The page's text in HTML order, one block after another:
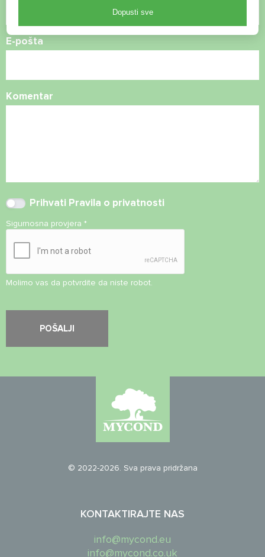
E-pošta
Komentar
Prihvati Pravila o privatnosti
Sigurnosna provjera *
Molimo vas da potvrdite da niste robot.
© 2022-2026. Sva prava pridržana
KONTAKTIRAJTE NAS
info@mycond.eu
info@mycond.co.uk
Dopusti sve